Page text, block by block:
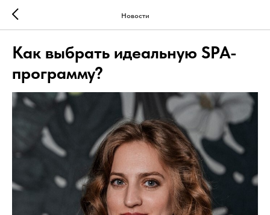
Новости
Как выбрать идеальную SPA-
программу?